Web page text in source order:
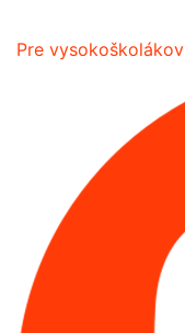
Pre vysokoškolákov